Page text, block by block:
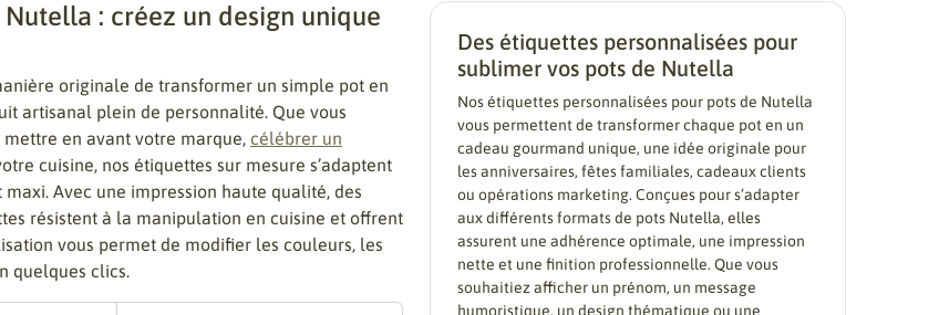
: créez un design unique
originale de transformer un simple pot en
artisanal plein de personnalité. Que vous
mettre en avant votre marque, célébrer un
cuisine, nos étiquettes sur mesure s’adaptent
Avec une impression haute qualité, des
résistent à la manipulation en cuisine et offrent
vous permet de modifier les couleurs, les
quelques clics.
Des étiquettes personnalisées pour
sublimer vos pots de Nutella
Nos étiquettes personnalisées pour pots de Nutella
vous permettent de transformer chaque pot en un
cadeau gourmand unique, une idée originale pour
les anniversaires, fêtes familiales, cadeaux clients
ou opérations marketing. Conçues pour s’adapter
aux différents formats de pots Nutella, elles
assurent une adhérence optimale, une impression
nette et une finition professionnelle. Que vous
souhaitiez afficher un prénom, un message
humoristique, un design thématique ou une